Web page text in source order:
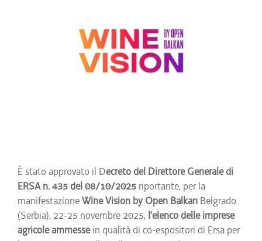
È stato approvato il Decreto del Direttore Generale di
ERSA n. 435 del 08/10/2025 riportante, per la
manifestazioneWine Vision by Open Balkan Belgrado
(Serbia), 22-25 novembre 2025, l’elenco delle imprese
agricole ammessein qualità di co-espositori di Ersa per